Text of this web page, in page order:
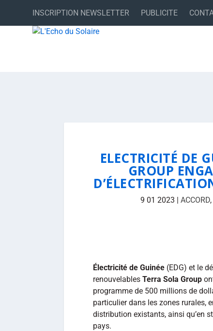
INSCRIPTION NEWSLETTER PUBLICITE
ELECTRICITÉ DE
GROUP
9 01 2023 | ACCORD,
Électricité de Guinée (EDG) et le
renouvelables Terra Sola Group
programme de 500 millions de
particulier dans les zones rurales,
distribution existants, ainsi qu’en
pays.